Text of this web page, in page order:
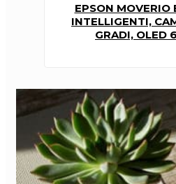
EPSON
INTELLIGENTI,
GRADI, OLED